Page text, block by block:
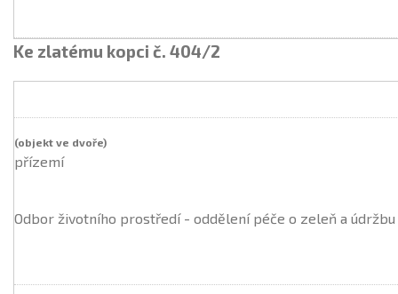
Ke zlatému kopci č. 404/2
přízemí
Odbor životního prostředí - oddělení péče o zeleň